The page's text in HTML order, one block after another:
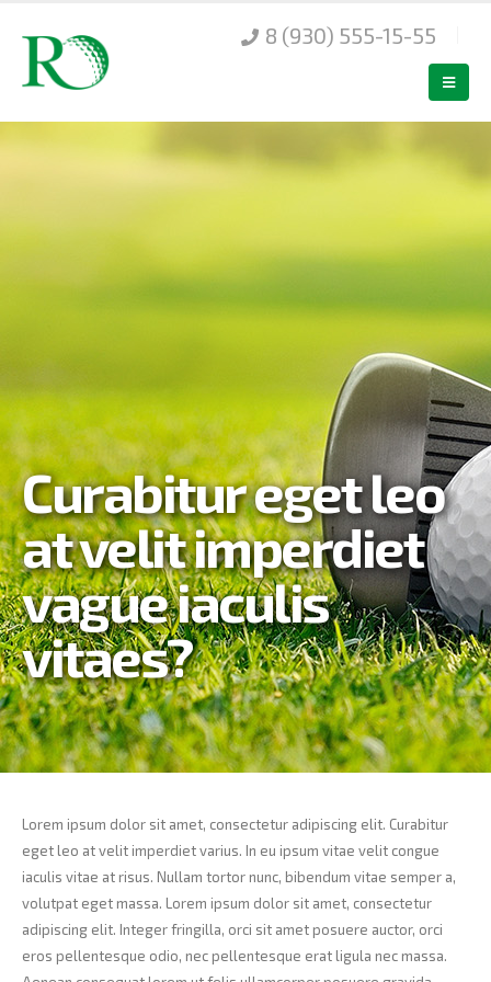
8 (930) 555-15-55
Curabitur eget leo
at velit imperdiet
vague iaculis
vitaes?
Lorem ipsum dolor sit amet, consectetur adipiscing elit. Curabitur
eget leo at velit imperdiet varius. In eu ipsum vitae velit congue
iaculis vitae at risus. Nullam tortor nunc, bibendum vitae semper a,
volutpat eget massa. Lorem ipsum dolor sit amet, consectetur
adipiscing elit. Integer fringilla, orci sit amet posuere auctor, orci
eros pellentesque odio, nec pellentesque erat ligula nec massa.